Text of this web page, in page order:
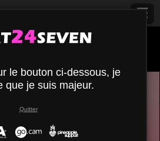
le bouton ci-dessous, je
que je suis majeur.
Quitter